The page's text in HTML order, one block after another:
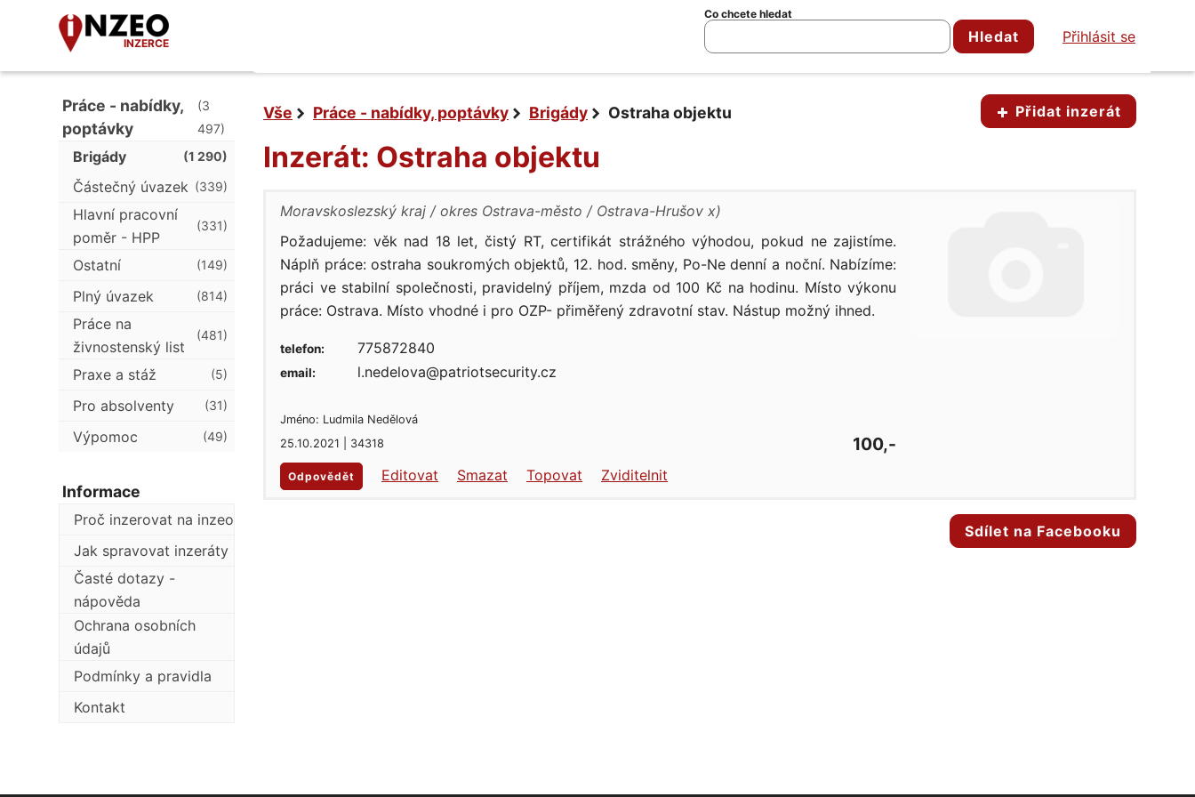
INZERCE
Co chcete hledat
Hledat Přihlásit se
Přidat inzerát
Vše Práce - nabídky, poptávky Brigády Ostraha objektu
Inzerát: Ostraha objektu
Moravskoslezský kraj okres Ostrava-město
Ostrava-Hrušov x)
Požadujeme: věk nad 18 let, čistý RT, certifikát strážného výhodou, pokud ne zajistíme.
Náplň práce: ostraha soukromých objektů, 12. hod. směny, Po-Ne denní a noční. Nabízíme:
práci ve stabilní společnosti, pravidelný příjem, mzda od 100 Kč na hodinu. Místo výkonu
práce: Ostrava. Místo vhodné i pro OZP- přiměřený zdravotní stav. Nástup možný ihned.
Jméno: Ludmila Nedělová
25.10.2021 | 34318
100,-
telefon: 775872840
email: l.nedelova@patriotsecurity.cz
Odpovědět Editovat Smazat Topovat Zviditelnit
Sdílet na Facebooku
Práce - nabídky,
poptávky
(3
497)
Brigády (1 290)
Částečný úvazek (339)
Hlavní pracovní
poměr - HPP
(331)
Ostatní (149)
Plný úvazek (814)
Práce na
živnostenský list
(481)
Praxe a stáž (5)
Pro absolventy (31)
Výpomoc (49)
Informace
Proč inzerovat na inzeo
Jak spravovat inzeráty
Časté dotazy -
nápověda
Ochrana osobních
údajů
Podmínky a pravidla
Kontakt